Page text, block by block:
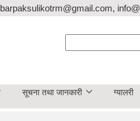
barpaksulikotrm@gmail.com,
सूचना तथा जानकारी ग्यालरी